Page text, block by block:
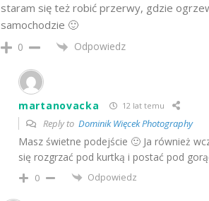
staram się też robić przerwy, gdzie
samochodzie 🙂
0 Odpowiedz
martanovacka 12 lat temu
Reply to Dominik Więcek Photography
Masz świetne podejście 🙂 Ja również
się rozgrzać pod kurtką i postać pod
0 Odpowiedz